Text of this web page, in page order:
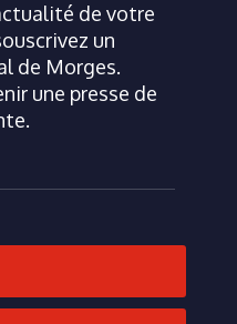
de votre
un
de Morges.
une presse de